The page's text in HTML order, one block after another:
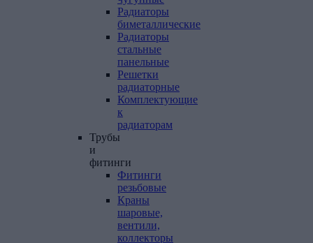
Радиаторы
биметаллические
Радиаторы
стальные
панельные
Решетки
радиаторные
Комплектующие
к
радиаторам
Трубы
и
фитинги
Фитинги
резьбовые
Краны
шаровые,
вентили,
коллекторы